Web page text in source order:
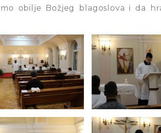
obilje Božjeg blagoslova i da